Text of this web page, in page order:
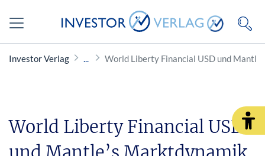
Investor Verlag World Liberty Financial USD und
World Liberty Financial USD